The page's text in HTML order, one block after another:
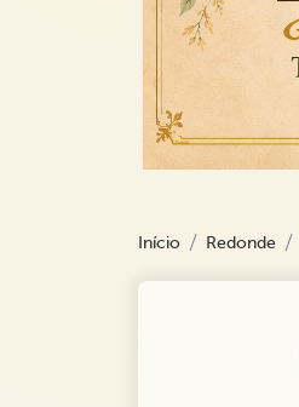
Início Redonde